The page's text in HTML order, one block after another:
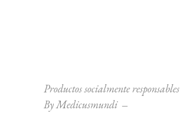
Productos socialmente responsables
ByMedicusmundi